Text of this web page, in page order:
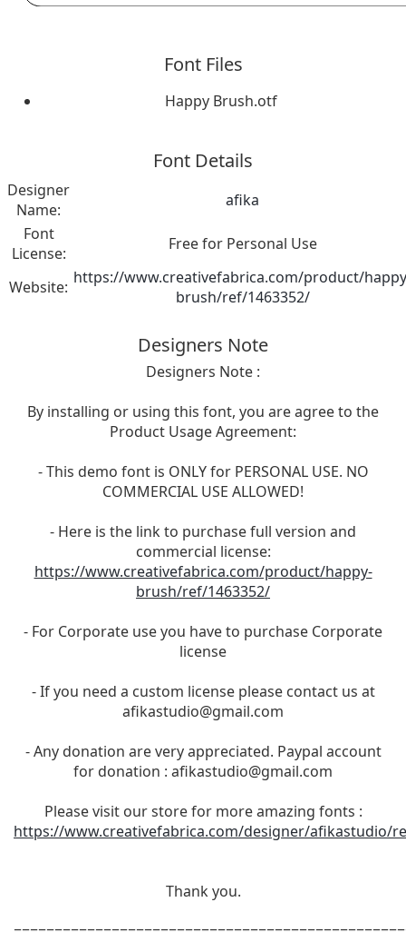
Font Files
Happy Brush.otf
Font Details
Designer
Name:
afika
Font
License:
Free for Personal Use
Website: https://www.creativefabrica.com/product/
brush/ref/1463352/
Designers Note
Designers Note :
By installing or using this font, you are agree to the
Product Usage Agreement:
- This demo font is ONLY for PERSONAL USE. NO
COMMERCIAL USE ALLOWED!
- Here is the link to purchase full version and
commercial license:
https://www.creativefabrica.com/product/happy-
brush/ref/1463352/
- For Corporate use you have to purchase Corporate
license
- If you need a custom license please contact us at
afikastudio@gmail.com
- Any donation are very appreciated. Paypal account
for donation : afikastudio@gmail.com
Please visit our store for more amazing fonts :
https://www.creativefabrica.com/designer/afikastudio/
Thank you.